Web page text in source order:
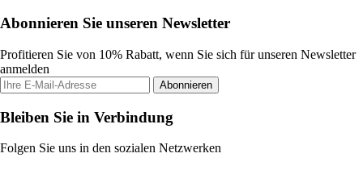
Abonnieren Sie unseren Newsletter
Profitieren Sie von 10% Rabatt, wenn Sie sich für unseren Newsletter
anmelden
Abonnieren
Bleiben Sie in Verbindung
Folgen Sie uns in den sozialen Netzwerken